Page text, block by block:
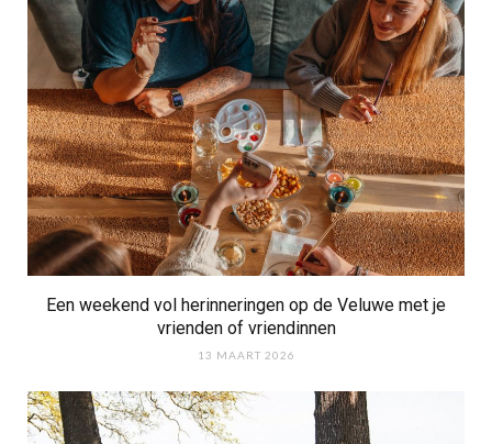
Een weekend vol herinneringen op de Veluwe met je
vrienden of vriendinnen
13 MAART 2026